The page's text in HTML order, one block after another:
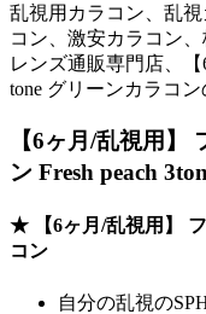
乱視用カラコン、乱
コン、激安カラコン
レンズ通販専門店、
tone グリーンカラコ
【6ヶ月/乱視用】
ン Fresh peach
★ 【6ヶ月/乱視用】
コン
自分の乱視の